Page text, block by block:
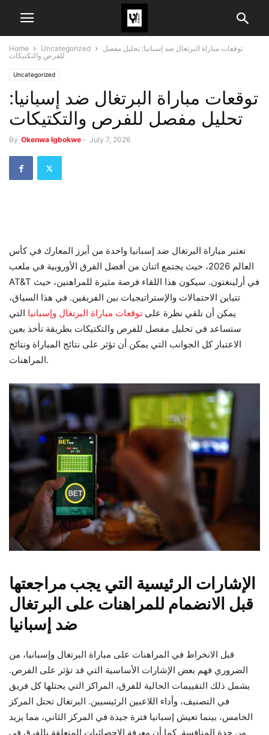
Home Uncategorized
توقعات مباراة البرتغال ضد إسبانيا: تحليل مفصل
للفرص والتكتيكات
Uncategorized
توقعات مباراة البرتغال ضد إسبانيا:
تحليل مفصل للفرص والتكتيكات
By Okenwa Igbokwe - July 7, 2026
تعتبر مباراة البرتغال ضد إسبانيا واحدة من أبرز المعارك في كأس
العالم 2026، حيث يجتمع اثنان من أفضل الفرق الأوروبية في ملعب
AT&T في أرلينغتون. سيكون هذا اللقاء فرصة مثيرة للمراهنين، حيث
تتباين الاحتمالات والإستراتيجيات بين الفريقين. في هذا السياق،
يمكن أن نلقي نظرة على توقعات مباراة البرتغال وإسبانيا التي
ستساعد في تحليل مفصل للفرص والتكتيكات بطريقة تأخذ بعين
الاعتبار كل الجوانب التي يمكن أن تؤثر على نتائج المباراة ونتائج
المراهنات.
الإشارات الرئيسية التي يجب مراجعتها
قبل الانضمام للمراهنات على البرتغال
ضد إسبانيا
قبل الانخراط في المراهنات على مباراة البرتغال وإسبانيا، من
الضروري فهم بعض الإشارات الأساسية التي قد تؤثر على الفرص.
يشمل ذلك التقييمات الحالية للفرق، المراكز التي يحتلها كل فريق
في التصنيف، وأداء اللاعبين الرئيسيين. البرتغال تحتل المركز
الخامس، بينما تعيش إسبانيا فترة جيدة في المركز الثاني، مما يزيد
من حدة المنافسة. كما أن معرفة الإحصائيات المتعلقة بالفرق في